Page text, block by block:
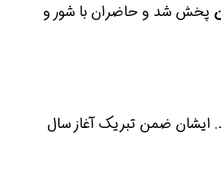
پخش شد و حاضران با شور و
ایشان ضمن تبریک آغاز سال